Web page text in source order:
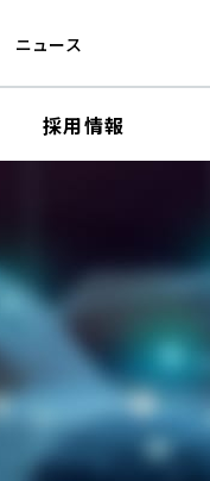
ニュース
針
採用情報